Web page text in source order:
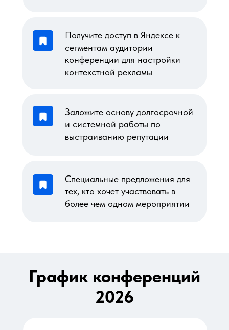
Получите доступ в Яндексе к
сегментам аудитории
конференции для настройки
контекстной рекламы
Заложите основу долгосрочной
и системной работы по
выстраиванию репутации
Специальные предложения для
тех, кто хочет участвовать в
более чем одном мероприятии
График конференций
2026